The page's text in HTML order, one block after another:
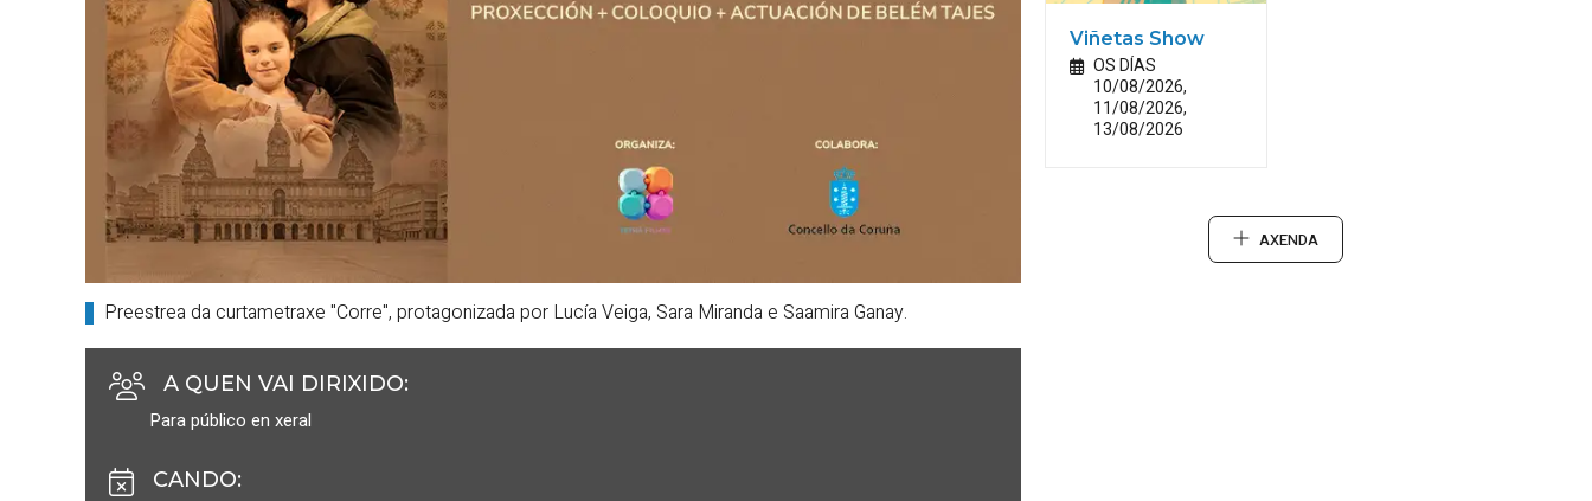
Preestrea da curtametraxe "Corre", protagonizada por Lucía Veiga, Sara Miranda e Saamira Ganay.
A QUEN VAI DIRIXIDO:
Para público en xeral
CANDO:
Viñetas Show
OS DÍAS
10/08/2026,
11/08/2026,
13/08/2026
AXENDA